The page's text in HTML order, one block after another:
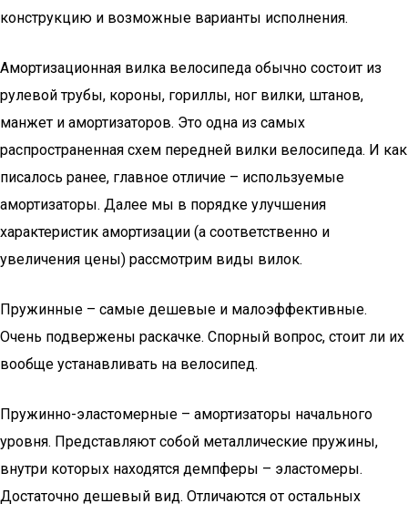
конструкцию и возможные варианты исполнения.
Амортизационная вилка велосипеда обычно состоит из
рулевой трубы, короны, гориллы, ног вилки, штанов,
манжет и амортизаторов. Это одна из самых
распространенная схем передней вилки велосипеда. И как
писалось ранее, главное отличие – используемые
амортизаторы. Далее мы в порядке улучшения
характеристик амортизации (а соответственно и
увеличения цены) рассмотрим виды вилок.
Пружинные – самые дешевые и малоэффективные.
Очень подвержены раскачке. Спорный вопрос, стоит ли их
вообще устанавливать на велосипед.
Пружинно-эластомерные – амортизаторы начального
уровня. Представляют собой металлические пружины,
внутри которых находятся демпферы – эластомеры.
Достаточно дешевый вид. Отличаются от остальных